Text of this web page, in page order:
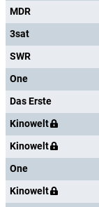
MDR
3sat
SWR
One
Das Erste
Kinowelt
Kinowelt
One
Kinowelt